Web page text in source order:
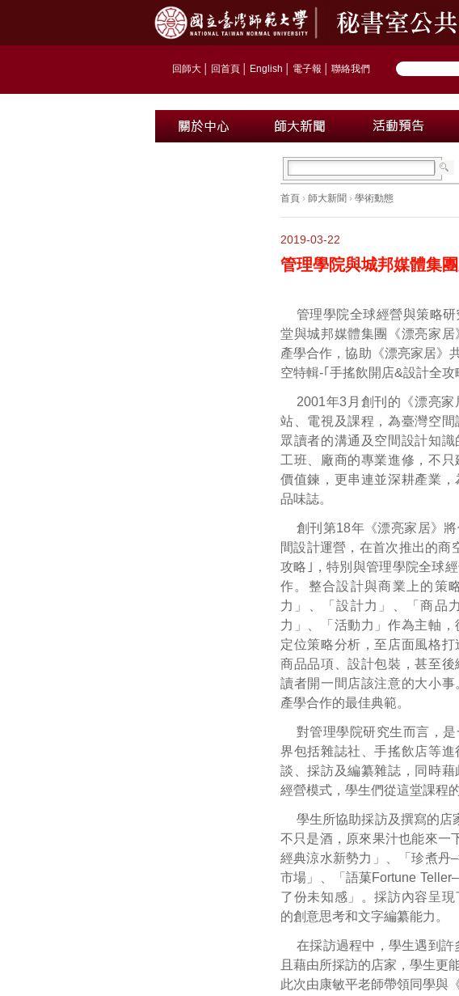
回師大 回首頁 English 電子報 聯絡我們
首頁 › 師大新聞 › 學術動態
2019-03-22
管理學院與城邦媒體集
管理學院全球經營與策略
堂與城邦媒體集團《漂亮家
產學合作，協助《漂亮家居》
空特輯‐｢手搖飲開店&設計全攻
2001年3月創刊的《漂亮
站、電視及課程，為臺灣空
眾讀者的溝通及空間設計知識
工班、廠商的專業進修，不
價值鍊，更串連並深耕產業
品味誌。
創刊第18年《漂亮家居》
間設計運營，在首次推出的商
攻略｣，特別與管理學院全球
作。整合設計與商業上的策
力」、「設計力」、「商品
力」、「活動力」作為主軸
定位策略分析，至店面風格打
商品品項、設計包裝，甚至
讀者開一間店該注意的大小
產學合作的最佳典範。
對管理學院研究生而言，
界包括雜誌社、手搖飲店等
談、採訪及編纂雜誌，同時
經營模式，學生們從這堂課程
學生所協助採訪及撰寫的店
不只是酒，原來果汁也能來一
經典涼水新勢力」、「珍煮丹
市場」、「語菓Fortune
了份未知感」。採訪內容呈
的創意思考和文字編纂能力。
在採訪過程中，學生遇到許
且藉由所採訪的店家，學生更
此次由康敏平老師帶領同學與